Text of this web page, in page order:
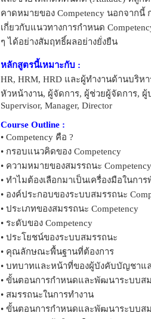
คาดหมายของ Competency นอกจาก
เกี่ยวกับแนวทางการกำหนด
ๆ ได้อย่างสัมฤทธิ์ผลอย่างยั่งยืน
หลักสูตรนี้เหมาะกับ :
HR, HRM, HRD และผู้ทำงานด้านบริ
หัวหน้างาน, ผู้จัดการ, ผู้ช่วยผู้จัดการ,
Supervisor, Manager, Director
Course Outline :
• Competency คือ ?
• กรอบแนวคิดของ Competency
• ความหมายของสมรรถนะ Competency
• ทำไมต้องเลือกมาเป็นเครื่องมือในกา
• องค์ประกอบของระบบสมรรถนะ
• ประเภทของสมรรถนะ Competency
• ระดับของ Competency
• ประโยชน์ของระบบสมรรถนะ
• คุณลักษณะพื้นฐานที่ต้องการ
• บทบาทและหน้าที่ของผู้บังคับบัญชาแ
• ขั้นตอนการกำหนดและพัฒนาระบบสม
• สมรรถนะในการทำงาน
• ขั้นตอนการกำหนดและพัฒนาระบบส